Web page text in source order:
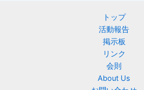
トップ
活動報告
掲示板
リンク
会則
About Us